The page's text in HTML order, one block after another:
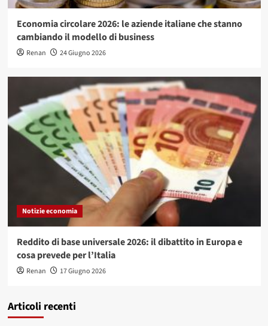
Economia circolare 2026: le aziende italiane che stanno
cambiando il modello di business
Renan 24 Giugno 2026
Notizie economia
Reddito di base universale 2026: il dibattito in Europa e
cosa prevede per l’Italia
Renan 17 Giugno 2026
Articoli recenti